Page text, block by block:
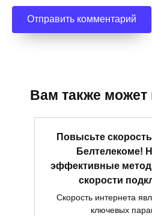
Вам также может
Повысьте
Белтелекоме!
эффективные
скорости
Скорость интернета
ключевых